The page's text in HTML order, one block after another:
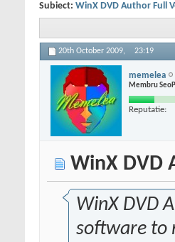
Subiect: WinX DVD Author Full
20th October 2009, 23:19
memelea
Membru
Reputatie:
WinX DVD
WinX DVD
software to